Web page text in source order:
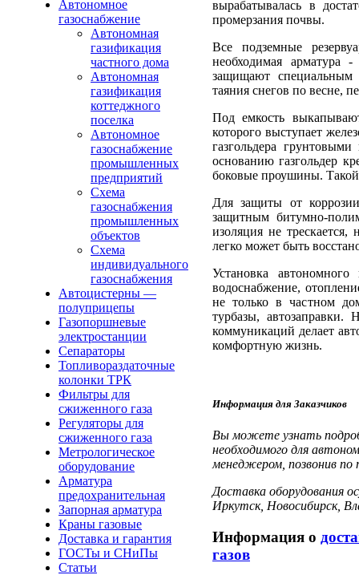
Автономное
газоснабжение
Автономная
газификация
частного дома
Автономная
газификация
коттеджного
поселка
Автономное
газоснабжение
промышленных
предприятий
Схема
газоснабжения
промышленных
объектов
Схема
индивидуального
газоснабжения
Автоцистерны —
полуприцепы
Газопоршневые
электростанции
Сепараторы
Топливораздаточные
колонки ТРК
Фильтры для
сжиженного газа
Регуляторы для
сжиженного газа
Метрологическое
оборудование
Арматура
предохранительная
Запорная арматура
Краны газовые
Доставка и гарантия
ГОСТы и СНиПы
Статьи
вырабатывалась в
промерзания почвы.
Все подземные
необходимая арматура
защищают специальным
таяния снегов по весне,
Под емкость
которого выступает
газгольдера
основанию газгольдер
боковые проушины. Такой
Для защиты от
защитным битумно-
изоляция не трескается,
легко может быть
Установка
водоснабжение,
не только в частном
турбазы, автозаправки.
коммуникаций делает
комфортную жизнь.
Информация для Заказчиков
Вы можете узнать
необходимого для
менеджером, позвонив по
Доставка оборудования
Иркутск, Новосибирск,
Информация о
газов